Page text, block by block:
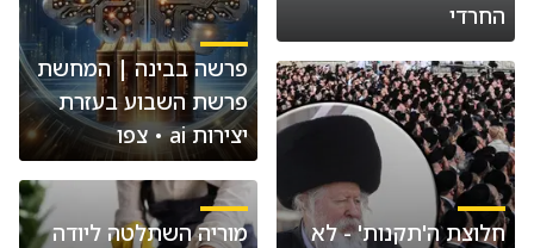
החרדי
חלוצת ה'תקנות' - לא
פרשה בבינה | המחשת
פרשת השבוע בעזרת
יצירות ai • צפו
מוריה השתלטה ליודה